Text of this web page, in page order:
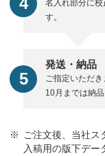
名入れ部分に校
す。
発送・納品
ご指定いただき
10月までは納
ご注文後、当社ス
入稿用の版下デー